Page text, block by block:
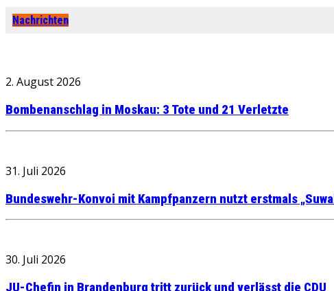
Nachrichten
2. August 2026
Bombenanschlag in Moskau: 3 Tote und 21 Verletzte
31. Juli 2026
Bundeswehr-Konvoi mit Kampfpanzern nutzt erstmals
30. Juli 2026
JU-Chefin in Brandenburg tritt zurück und verlässt die CDU